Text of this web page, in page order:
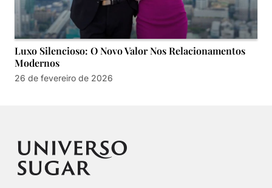
Luxo Silencioso: O Novo Valor Nos Relacionamentos
Modernos
26 de fevereiro de 2026